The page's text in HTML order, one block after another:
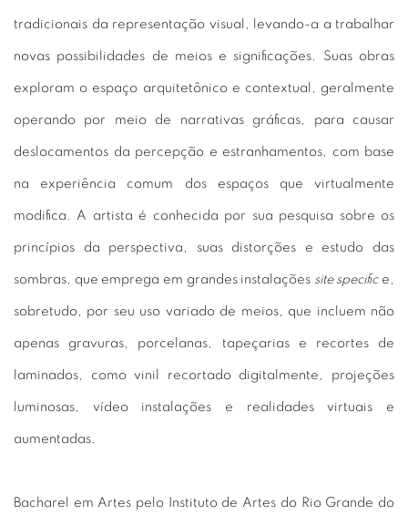
tradicionais da representação visual, levando-a a trabalhar
novas possibilidades de meios e significações. Suas obras
exploram o espaço arquitetônico e contextual, geralmente
operando por meio de narrativas gráficas, para causar
deslocamentos da percepção e estranhamentos, com base
na experiência comum dos espaços que virtualmente
modifica. A artista é conhecida por sua pesquisa sobre os
princípios da perspectiva, suas distorções e estudo das
sombras, que emprega em grandes instalações site specifice,
sobretudo, por seu uso variado de meios, que incluem não
apenas gravuras, porcelanas, tapeçarias e recortes de
laminados, como vinil recortado digitalmente, projeções
luminosas, vídeo instalações e realidades virtuais e
aumentadas.
Bacharel em Artes pelo Instituto de Artes do Rio Grande do